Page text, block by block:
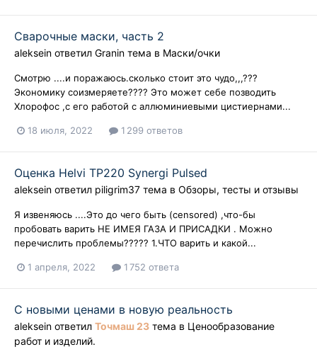
Сварочные маски, часть 2
aleksein ответил Granin тема в Маски/очки
Смотрю ....и поражаюсь.сколько стоит это чудо,,,???
Экономику соизмеряете???? Это может себе позводить
Хлорофос ,с его работой с аллюминиевыми цистиернами...
18 июля, 2022 1 299 ответов
Оценка Helvi TP220 Synergi Pulsed
aleksein ответил piligrim37 тема в Обзоры, тесты и отзывы
Я извеняюсь ....Это до чего быть (censored) ,что-бы
пробовать варить НЕ ИМЕЯ ГАЗА И ПРИСАДКИ . Можно
перечислить проблемы????? 1.ЧТО варить и какой...
1 апреля, 2022 1 752 ответа
С новыми ценами в новую реальность
aleksein ответил Точмаш 23 тема в Ценообразование
работ и изделий.